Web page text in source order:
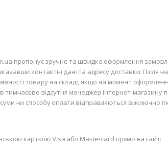
пропонує зручне та швидке оформлення
контактні дані та адресу доставки. Після
товару на складі, якщо на момент
тимчасово відсутня менеджер інтернет-
чи способу оплати відправляються виключно
карткою Visa або Mastercard прямо на сайті